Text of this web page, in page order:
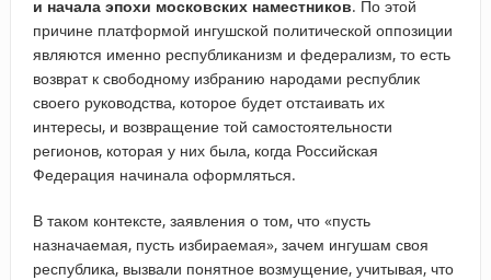
и начала эпохи московских наместников. По этой
причине платформой ингушской политической оппозиции
являются именно республиканизм и федерализм, то есть
возврат к свободному избранию народами республик
своего руководства, которое будет отстаивать их
интересы, и возвращение той самостоятельности
регионов, которая у них была, когда Российская
Федерация начинала оформляться.
В таком контексте, заявления о том, что «пусть
назначаемая, пусть избираемая», зачем ингушам своя
республика, вызвали понятное возмущение, учитывая, что